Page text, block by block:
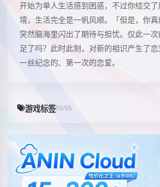
开始为单人生活感到困惑，不过你结交
境，生活完全是一帆风顺。「但是，你真
突然脑海里闪出了期待与担忧。仅此一
足了吗？此时此刻，对新的相识产生了
一丝纪念的、第一次的恋爱。
游戏标签55/55